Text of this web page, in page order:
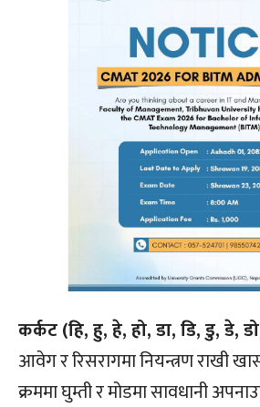
कर्कट (हि, हु, हे, हो, डा, डि, डु, डे,
आवेग र रिसरागमा नियन्त्रण राखी
क्रममा घुम्ती र मोडमा सावधानी